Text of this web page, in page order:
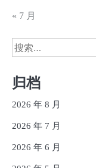
« 7 月
搜
索：
归档
2026 年 8 月
2026 年 7 月
2026 年 6 月